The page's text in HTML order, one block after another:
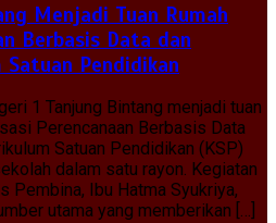
Menjadi Tuan Rumah
Berbasis Data dan
Satuan Pendidikan
1 Tanjung Bintang menjadi tuan
Perencanaan Berbasis Data
Satuan Pendidikan (KSP)
dalam satu rayon. Kegiatan
Pembina, Ibu Hatma Syukriya,
utama yang memberikan […]